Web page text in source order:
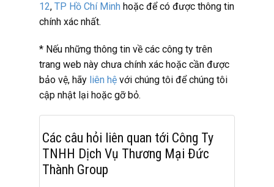
12, TP Hồ Chí Minh hoặc để có được thông tin
chính xác nhất.
* Nếu những thông tin về các công ty trên
trang web này chưa chính xác hoặc cần được
bảo vệ, hãy liên hệ với chúng tôi để chúng tôi
cập nhật lại hoặc gỡ bỏ.
Các câu hỏi liên quan tới Công Ty
TNHH Dịch Vụ Thương Mại Đức
Thành Group